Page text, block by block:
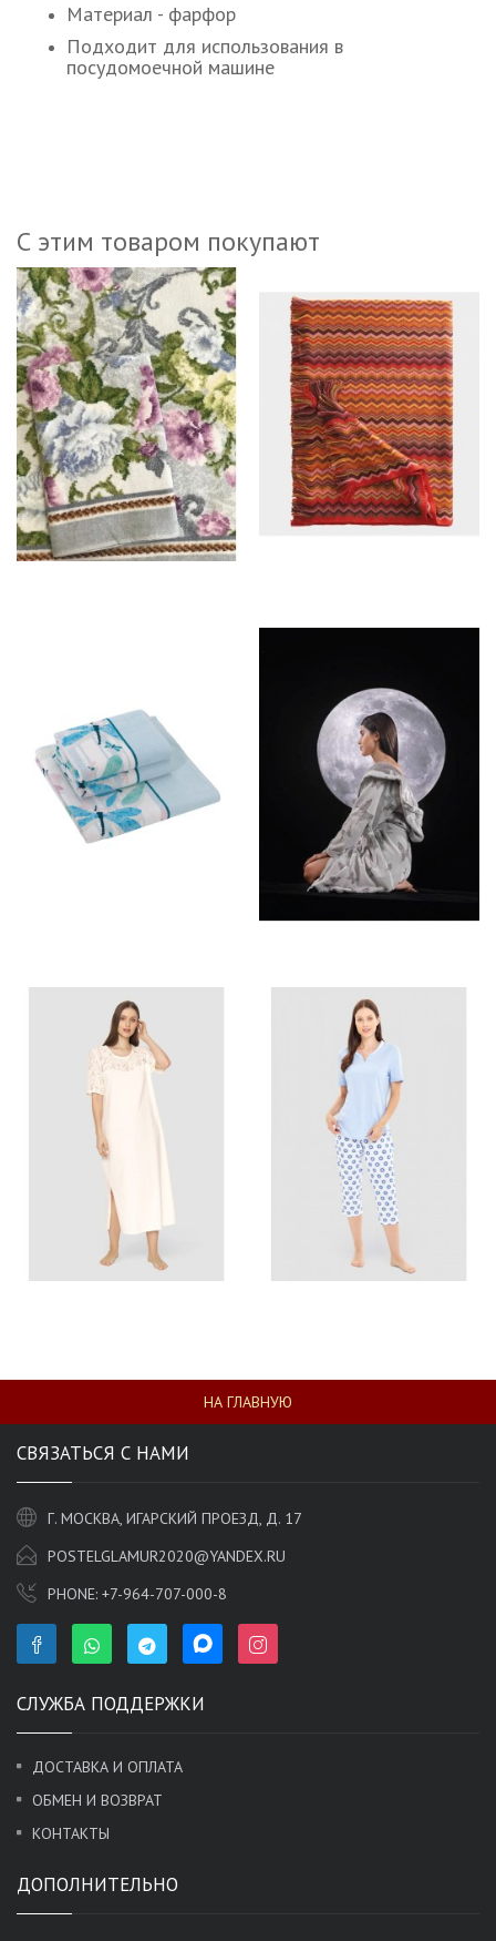
Материал - фарфор
Подходит для использования в
посудомоечной машине
С этим товаром покупают
НА ГЛАВНУЮ
СВЯЗАТЬСЯ С НАМИ
Г. МОСКВА, ИГАРСКИЙ ПРОЕЗД, Д. 17
POSTELGLAMUR2020@YANDEX.RU
PHONE: +7-964-707-000-8
СЛУЖБА ПОДДЕРЖКИ
ДОСТАВКА И ОПЛАТА
ОБМЕН И ВОЗВРАТ
КОНТАКТЫ
ДОПОЛНИТЕЛЬНО